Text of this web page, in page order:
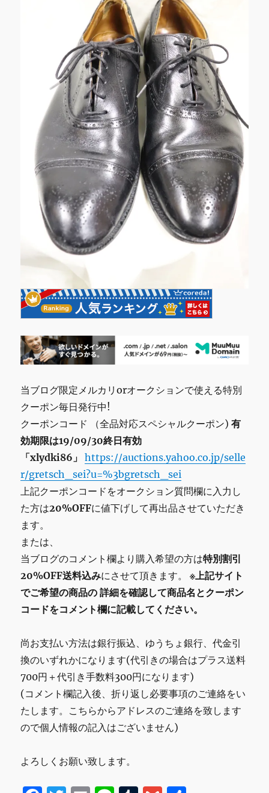
当ブログ限定メルカリorオークションで使える特別
クーポン毎日発行中!
クーポンコード （全品対応スペシャルクーポン)有
効期限は19/09/30終日有効
「xlydki86」
https://auctions.yahoo.co.jp/selle
r/gretsch_sei?u=%3bgretsch_sei
上記クーポンコードをオークション質問欄に入力し
た方は20%OFFに値下げして再出品させていただき
ます。
または、
当ブログのコメント欄より購入希望の方は特別割引
20%OFF送料込みにさせて頂きます。※上記サイト
でご希望の商品の 詳細を確認して商品名とクーポン
コードをコメント欄に記載してください。
尚お支払い方法は銀行振込、ゆうちょ銀行、代金引
換のいずれかになります(代引きの場合はプラス送料
700円＋代引き手数料300円になります)
(コメント欄記入後、折り返し必要事項のご連絡をい
たします。こちらからアドレスのご連絡を致します
ので個人情報の記入はございません)
よろしくお願い致します。